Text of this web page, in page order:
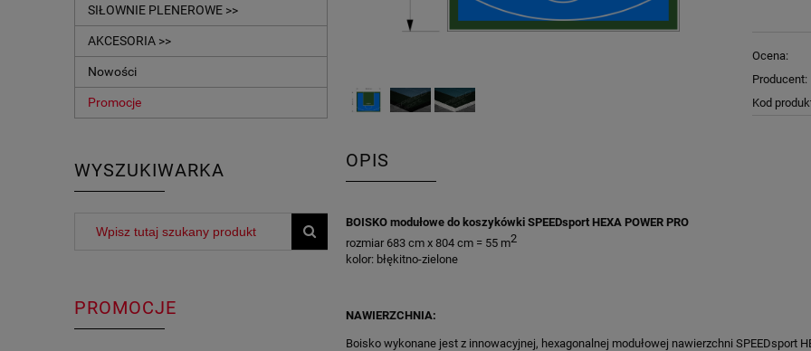
SIŁOWNIE PLENEROWE >>
AKCESORIA >>
Nowości
Promocje
WYSZUKIWARKA
PROMOCJE
Ocena:
Producent:
Kod
OPIS
BOISKO modułowe do koszykówki SPEEDsport HEXA POWER PRO
rozmiar 683 cm x 804 cm = 55 m2
kolor: błękitno-zielone
NAWIERZCHNIA:
Boisko wykonane jest z innowacyjnej, hexagonalnej modułowej nawierzchni SPEEDsport